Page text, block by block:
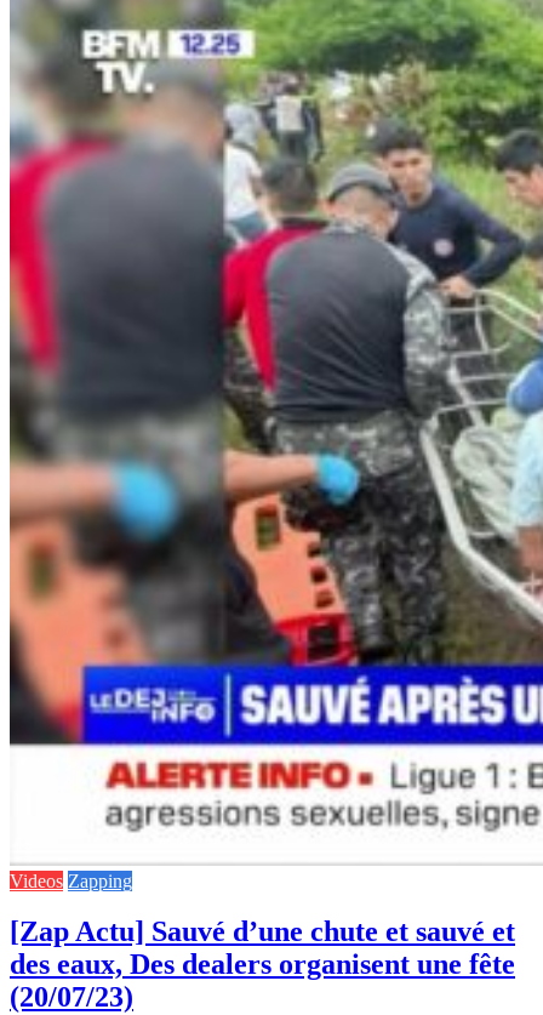
Videos Zapping
[Zap Actu] Sauvé d’une chute et sauvé et
des eaux, Des dealers organisent une fête
(20/07/23)